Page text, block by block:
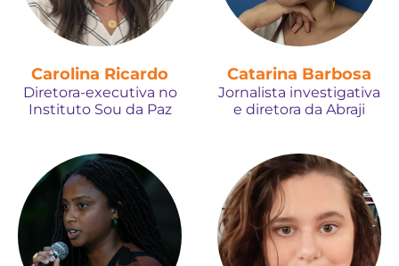
Carolina Ricardo
Diretora-executiva no
Instituto Sou da Paz
Catarina Barbosa
Jornalista investigativa
e diretora da Abraji